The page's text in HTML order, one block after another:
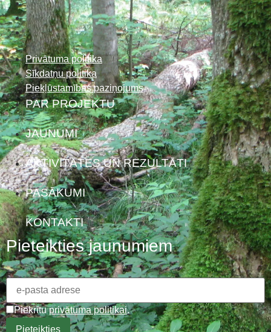
Privātuma politika
Sīkdatņu politika
Piekļūstamības paziņojums
PAR PROJEKTU
JAUNUMI
AKTIVITĀTES UN REZULTĀTI
PASĀKUMI
KONTAKTI
Pieteikties jaunumiem
Piekrītuprivātuma politikai.